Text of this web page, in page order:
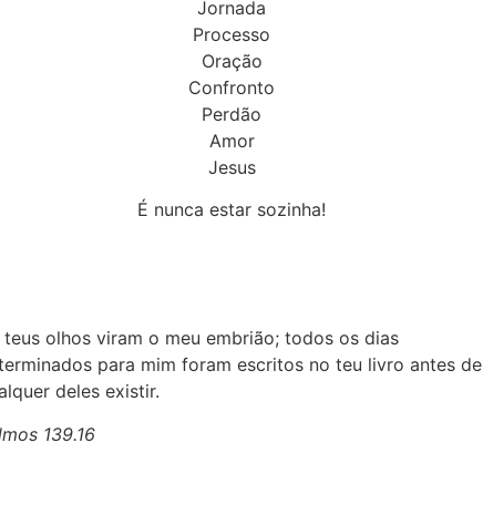
Jornada
Processo
Oração
Confronto
Perdão
Amor
Jesus
É nunca estar sozinha!
teus olhos viram o meu embrião; todos os dias
para mim foram escritos no teu livro antes de
deles existir.
139.16